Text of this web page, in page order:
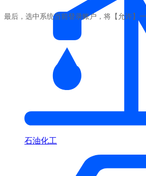
石油化工
最后，选中系统当前登录账户，将【允许】